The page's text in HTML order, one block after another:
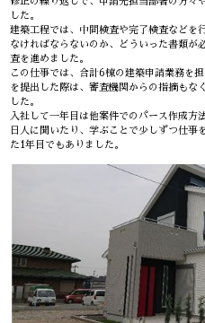
した。
建築工程では、中間検査や完了検査などを
なければならないのか、どういった書類が
査を進めました。
この仕事では、合計6棟の建築申請業務を
を提出した際は、審査機関からの指摘もな
した。
入社して一年目は他案件でのパース作成方
日人に聞いたり、学ぶことで少しずつ仕事
た1年目でもありました。